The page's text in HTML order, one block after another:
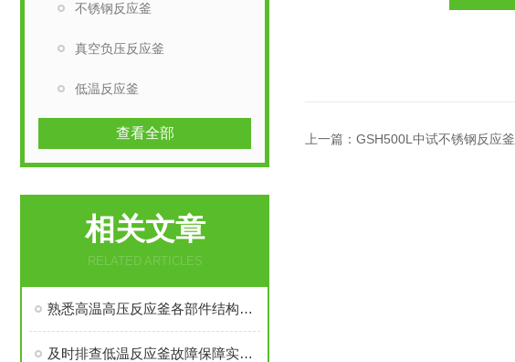
不锈钢反应釜
真空负压反应釜
低温反应釜
查看全部
相关文章
RELATED ARTICLES
熟悉高温高压反应釜各部件结构与作用保障实验过程安全稳定
及时排查低温反应釜故障保障实验与生产工序稳定开展
上一篇： GSH500L中试不锈钢反应釜